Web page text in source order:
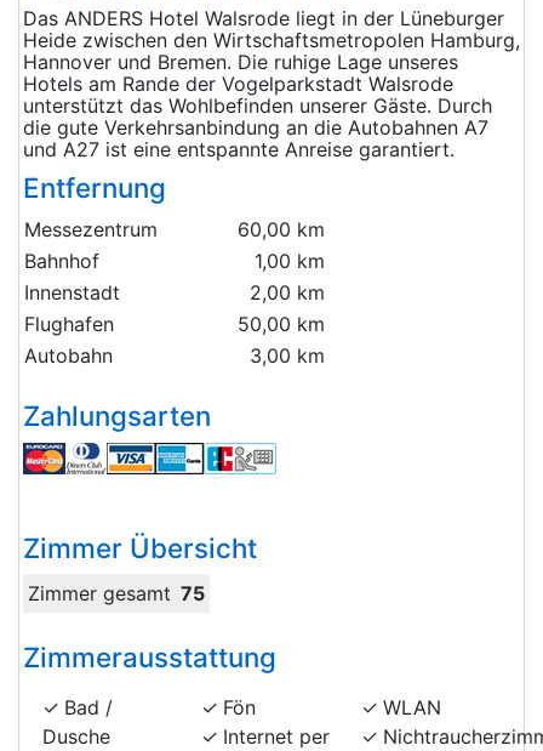
Das ANDERS Hotel Walsrode liegt in der Lüneburger
Heide zwischen den Wirtschaftsmetropolen Hamburg,
Hannover und Bremen. Die ruhige Lage unseres
Hotels am Rande der Vogelparkstadt Walsrode
unterstützt das Wohlbefinden unserer Gäste. Durch
die gute Verkehrsanbindung an die Autobahnen A7
und A27 ist eine entspannte Anreise garantiert.
Entfernung
Messezentrum
60,00 km
Bahnhof
1,00 km
Innenstadt
2,00 km
Flughafen
50,00 km
Autobahn
3,00 km
Zahlungsarten
Zimmer Übersicht
Zimmer gesamt 75
Zimmerausstattung
Bad /
Dusche
Fön
Internet per
WLAN